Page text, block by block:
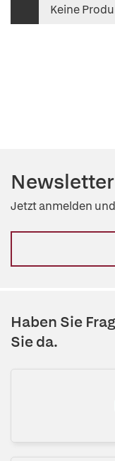
Keine
Newsletter
Jetzt anmelden
Haben Sie
Sie da.